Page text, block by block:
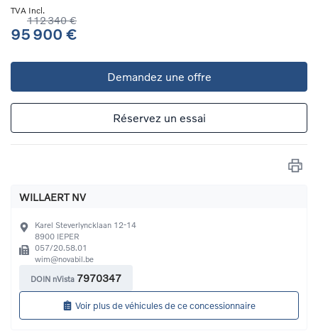
TVA Incl.
112 340 €
95 900 €
Demandez une offre
Réservez un essai
WILLAERT NV
Karel Steverlyncklaan 12-14
8900 IEPER
057/20.58.01
wim@novabil.be
DOIN nVista 7970347
Voir plus de véhicules de ce concessionnaire